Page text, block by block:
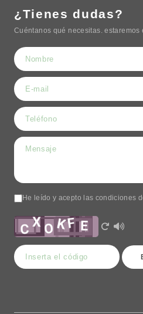
¿Tienes dudas?
Cuéntanos qué necesitas. estaremos
He leído y acepto las condiciones